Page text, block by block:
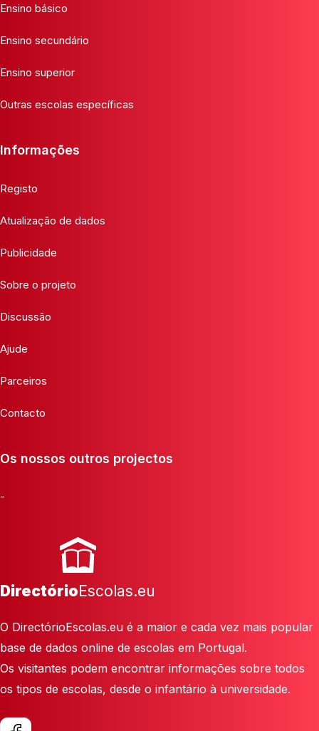
Ensino básico
Ensino secundário
Ensino superior
Outras escolas específicas
Informações
Registo
Atualização de dados
Publicidade
Sobre o projeto
Discussão
Ajude
Parceiros
Contacto
Os nossos outros projectos
-
DirectórioEscolas.eu
O DirectórioEscolas.eu é a maior e cada vez mais popular
base de dados online de escolas em Portugal.
Os visitantes podem encontrar informações sobre todos
os tipos de escolas, desde o infantário à universidade.